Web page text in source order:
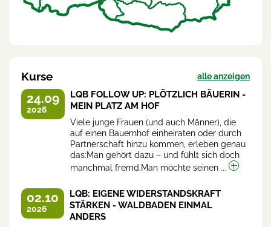
Kurse alle anzeigen
24.09
2026
LQB FOLLOW UP: PLÖTZLICH BÄUERIN -
MEIN PLATZ AM HOF
Viele junge Frauen (und auch Männer), die
auf einen Bauernhof einheiraten oder durch
Partnerschaft hinzu kommen, erleben genau
das:Man gehört dazu – und fühlt sich doch
manchmal fremd.Man möchte seinen ...
02.10
2026
LQB: EIGENE WIDERSTANDSKRAFT
STÄRKEN - WALDBADEN EINMAL
ANDERS